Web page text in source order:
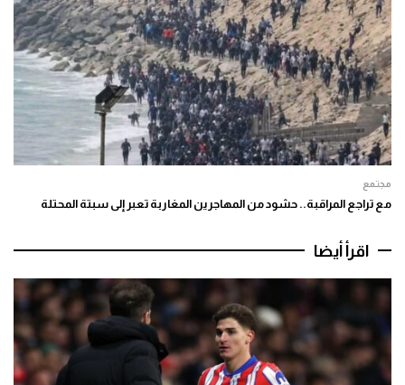
مجتمع
مع تراجع المراقبة.. حشود من المهاجرين المغاربة تعبر إلى سبتة المحتلة
اقرأ أيضا